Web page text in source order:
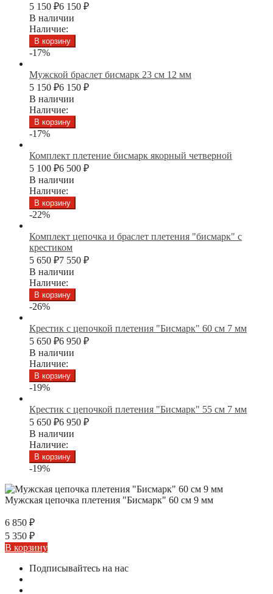
5 150 ₽6 150 ₽
В наличии
Наличие:
В корзину
-17%
Мужской браслет бисмарк 23 см 12 мм
5 150 ₽6 150 ₽
В наличии
Наличие:
В корзину
-17%
Комплект плетение бисмарк якорный четверной
5 100 ₽6 500 ₽
В наличии
Наличие:
В корзину
-22%
Комплект цепочка и браслет плетения "бисмарк" с
крестиком
5 650 ₽7 550 ₽
В наличии
Наличие:
В корзину
-26%
Крестик с цепочкой плетения "Бисмарк" 60 см 7 мм
5 650 ₽6 950 ₽
В наличии
Наличие:
В корзину
-19%
Крестик с цепочкой плетения "Бисмарк" 55 см 7 мм
5 650 ₽6 950 ₽
В наличии
Наличие:
В корзину
-19%
Мужская цепочка плетения "Бисмарк" 60 см 9 мм
6 850 ₽
5 350 ₽
В корзину
Подписывайтесь на нас